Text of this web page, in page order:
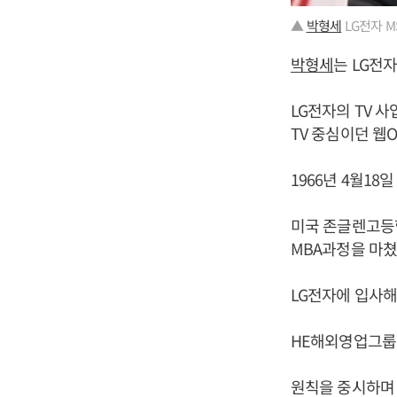
▲ 박형세 LG전자
박형세는 LG전
LG전자의 TV
TV 중심이던 웹
1966년 4월18
미국 존글렌고
MBA과정을 마
LG전자에 입사
HE해외영업그
원칙을 중시하